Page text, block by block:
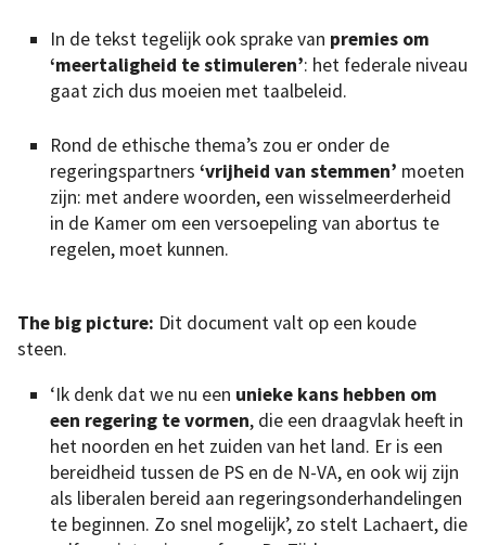
In de tekst tegelijk ook sprake van premies om
‘meertaligheid te stimuleren’: het federale niveau
gaat zich dus moeien met taalbeleid.
Rond de ethische thema’s zou er onder de
regeringspartners ‘vrijheid van stemmen’ moeten
zijn: met andere woorden, een wisselmeerderheid
in de Kamer om een versoepeling van abortus te
regelen, moet kunnen.
The big picture: Dit document valt op een koude
steen.
‘Ik denk dat we nu een unieke kans hebben om
een regering te vormen, die een draagvlak heeft in
het noorden en het zuiden van het land. Er is een
bereidheid tussen de PS en de N-VA, en ook wij zijn
als liberalen bereid aan regeringsonderhandelingen
te beginnen. Zo snel mogelijk’, zo stelt Lachaert, die